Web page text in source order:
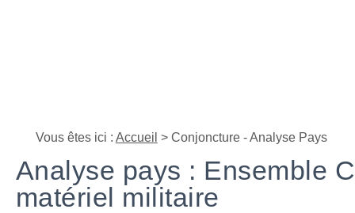
Vous êtes ici : Accueil > Conjoncture - Analyse Pays
Analyse pays : Ensemble
matériel militaire